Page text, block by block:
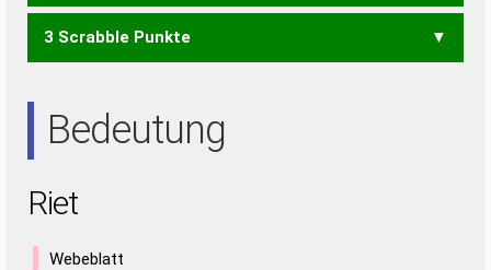
REETS REISE REIST REITE RESET RESTE RIESE RIEST
RIETS RISTE SEIET SEITE
TIERS
EIER EIES EIRE EISE EIST
REST RIES RIST RITE SEIT SIRE SITE STER TEER TEES
3 Scrabble Punkte
Bedeutung
Riet
Webeblatt